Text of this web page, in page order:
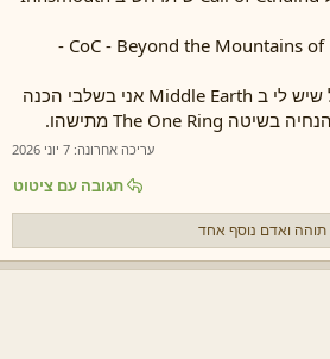
קיבלתי לידי את CoC - Beyond the Mountains of Madness -
כדי לנצל את הLore הגדול שיש לי ב Middle Earth אני בשלבי הכנה
עריכה אחרונה: 7 יוני 2026
תגובה עם ציטוט
תוהה ואדם נוסף אחד